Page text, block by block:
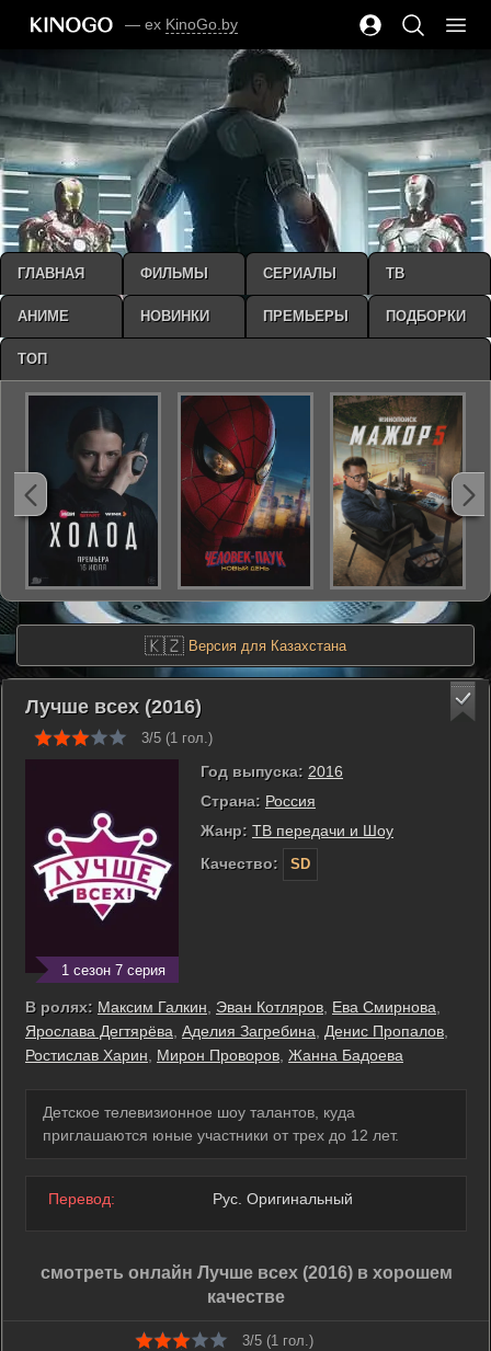
— ex KinoGo.by
🇰🇿 Версия для Казахстана
Лучше всех (2016)
3/5 (1 гол.)
1 сезон 7 серия
Год выпуска: 2016
Страна: Россия
Жанр: ТВ передачи и Шоу
Качество:
SD
В ролях: Максим Галкин, Эван Котляров, Ева Смирнова,
Ярослава Дегтярёва, Аделия Загребина, Денис Пропалов,
Ростислав Харин, Мирон Проворов, Жанна Бадоева
Детское телевизионное шоу талантов, куда
приглашаются юные участники от трех до 12 лет.
Перевод: Рус. Оригинальный
смотреть онлайн Лучше всех (2016) в хорошем
качестве
3/5 (1 гол.)
ГЛАВНАЯ ФИЛЬМЫ СЕРИАЛЫ ТВ
АНИМЕ НОВИНКИ ПРЕМЬЕРЫ ПОДБОРКИ
ТОП